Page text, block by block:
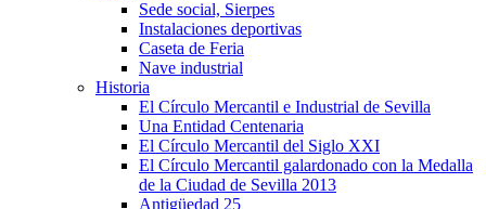
Sede social, Sierpes
Instalaciones deportivas
Caseta de Feria
Nave industrial
Historia
El Círculo Mercantil e Industrial de Sevilla
Una Entidad Centenaria
El Círculo Mercantil del Siglo XXI
El Círculo Mercantil galardonado con la Medalla
de la Ciudad de Sevilla 2013
Antigüedad 25